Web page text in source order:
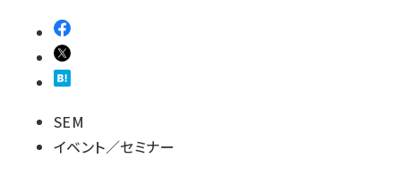
SEM
イベント／セミナー